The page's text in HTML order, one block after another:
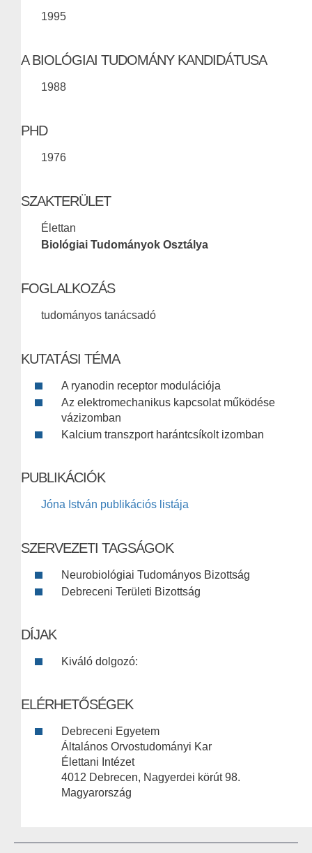
1995
A BIOLÓGIAI TUDOMÁNY KANDIDÁTUSA
1988
PHD
1976
SZAKTERÜLET
Élettan
Biológiai Tudományok Osztálya
FOGLALKOZÁS
tudományos tanácsadó
KUTATÁSI TÉMA
A ryanodin receptor modulációja
Az elektromechanikus kapcsolat működése
vázizomban
Kalcium transzport harántcsíkolt izomban
PUBLIKÁCIÓK
Jóna István publikációs listája
SZERVEZETI TAGSÁGOK
Neurobiológiai Tudományos Bizottság
Debreceni Területi Bizottság
DÍJAK
Kiváló dolgozó:
ELÉRHETŐSÉGEK
Debreceni Egyetem
Általános Orvostudományi Kar
Élettani Intézet
4012 Debrecen, Nagyerdei körút 98.
Magyarország